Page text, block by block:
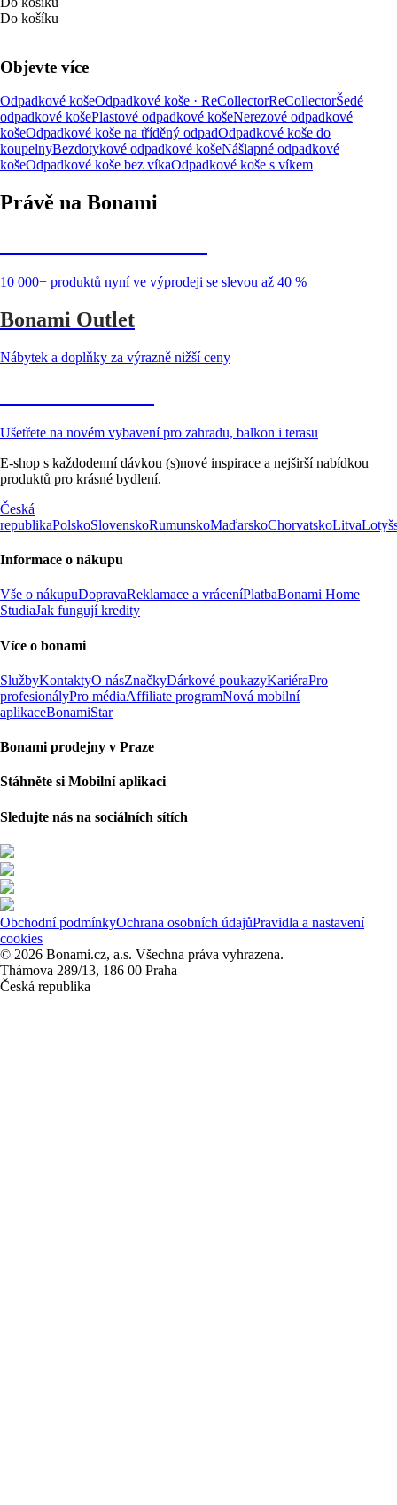
Do košíku
Objevte více
Odpadkové košeOdpadkové koše · ReCollectorReCollectorŠedé
odpadkové košePlastové odpadkové košeNerezové odpadkové
košeOdpadkové koše na tříděný odpadOdpadkové koše do
koupelnyBezdotykové odpadkové košeNášlapné odpadkové
košeOdpadkové koše bez víkaOdpadkové koše s víkem
Právě na Bonami
10 000+ produktů nyní ve výprodeji se slevou až 40 %
Bonami Outlet
Nábytek a doplňky za výrazně nižší ceny
Ušetřete na novém vybavení pro zahradu, balkon i terasu
E-shop s každodenní dávkou (s)nové inspirace a nejširší nabídkou
produktů pro krásné bydlení.
Česká
republikaPolskoSlovenskoRumunskoMaďarskoChorvatskoLitva
Informace o nákupu
Vše o nákupuDopravaReklamace a vráceníPlatbaBonami Home
StudiaJak fungují kredity
Více o bonami
SlužbyKontaktyO násZnačkyDárkové poukazyKariéraPro
profesionályPro médiaAffiliate programNová mobilní
aplikaceBonamiStar
Bonami prodejny v Praze
Stáhněte si Mobilní aplikaci
Sledujte nás na sociálních sítích
Obchodní podmínkyOchrana osobních údajůPravidla a nastavení
cookies
© 2026 Bonami.cz, a.s. Všechna práva vyhrazena.
Thámova 289/13, 186 00 Praha
Česká republika